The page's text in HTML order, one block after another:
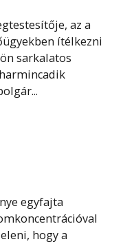
az a
ítélkezni
sarkalatos
egyfajta
hogy a